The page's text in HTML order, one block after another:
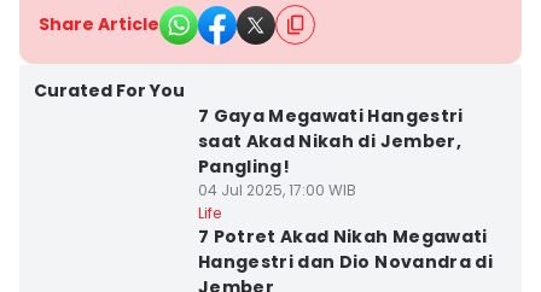
Share Article
Curated For You
7 Gaya Megawati Hangestri
saat Akad Nikah di Jember,
Pangling!
04 Jul 2025, 17:00 WIB
Life
7 Potret Akad Nikah Megawati
Hangestri dan Dio Novandra di
Jember